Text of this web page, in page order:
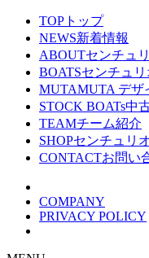
TOP トップ
NEWS新着情報
ABOUTセンチュ
BOATSセンチュ
MUTAMUTA デザ
STOCK BOATs中
TEAMチーム紹介
SHOPセンチュリ
CONTACTお問い
COMPANY
PRIVACY POLICY